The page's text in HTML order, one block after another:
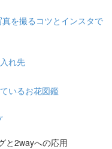
を撮るコツとインスタで
れ先
いるお花図鑑
と2wayへの応用